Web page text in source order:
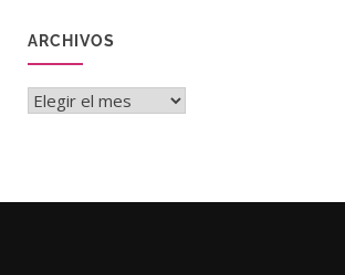
ARCHIVOS
Archivos